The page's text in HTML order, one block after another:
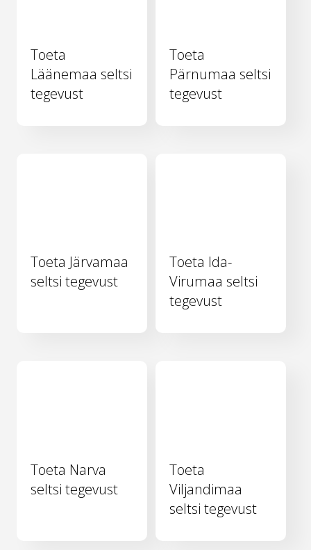
Toeta
Läänemaa seltsi
tegevust
Toeta
Pärnumaa seltsi
tegevust
Toeta Järvamaa
seltsi tegevust
Toeta Ida-
Virumaa seltsi
tegevust
Toeta Narva
seltsi tegevust
Toeta
Viljandimaa
seltsi tegevust